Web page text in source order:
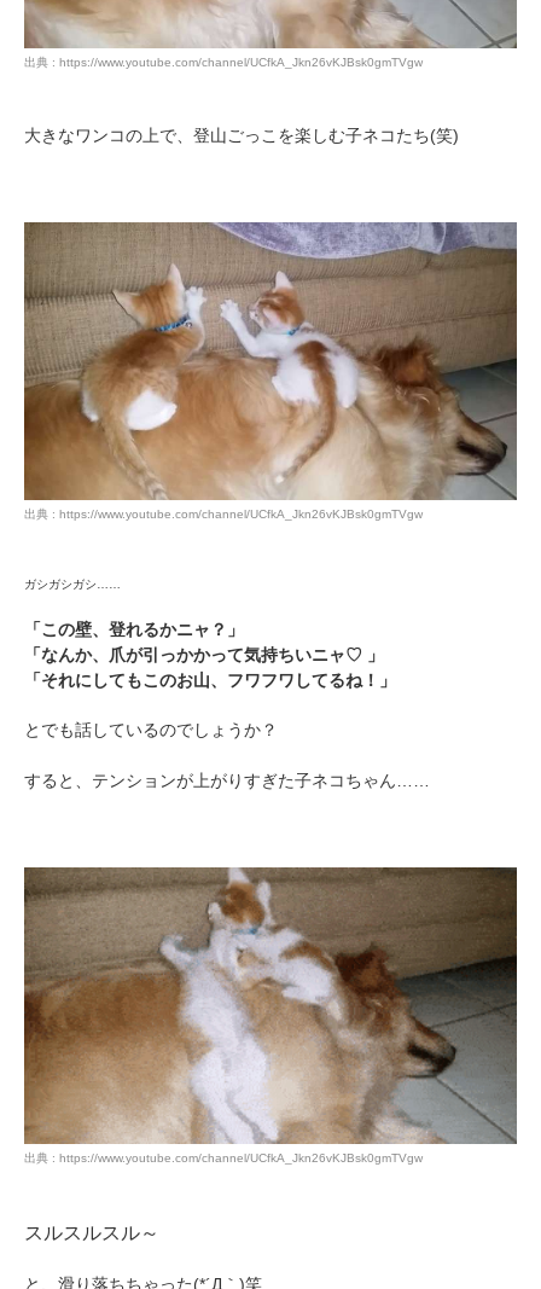
出典 : https://www.youtube.com/channel/UCfkA_Jkn26vKJBsk0gmTVgw
大きなワンコの上で、登山ごっこを楽しむ子ネコたち(笑)
出典 : https://www.youtube.com/channel/UCfkA_Jkn26vKJBsk0gmTVgw
ガシガシガシ……
「この壁、登れるかニャ？」
「なんか、爪が引っかかって気持ちいニャ♡ 」
「それにしてもこのお山、フワフワしてるね！」
とでも話しているのでしょうか？
すると、テンションが上がりすぎた子ネコちゃん……
出典 : https://www.youtube.com/channel/UCfkA_Jkn26vKJBsk0gmTVgw
スルスルスル～
と、滑り落ちちゃった(*´Д｀)笑